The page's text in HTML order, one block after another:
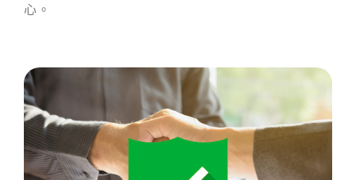
心。